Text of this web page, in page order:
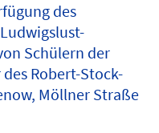
des
Schülern der
Robert-Stock-
Möllner Straße